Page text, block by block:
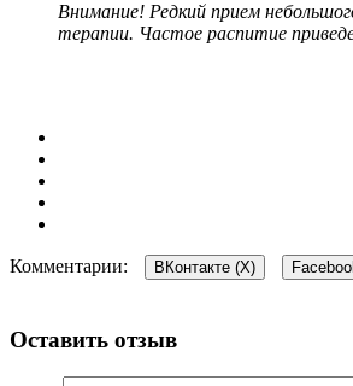
Внимание! Редкий прием
терапии. Частое распитие
Комментарии: ВКонтакте (X)
Оставить отзыв